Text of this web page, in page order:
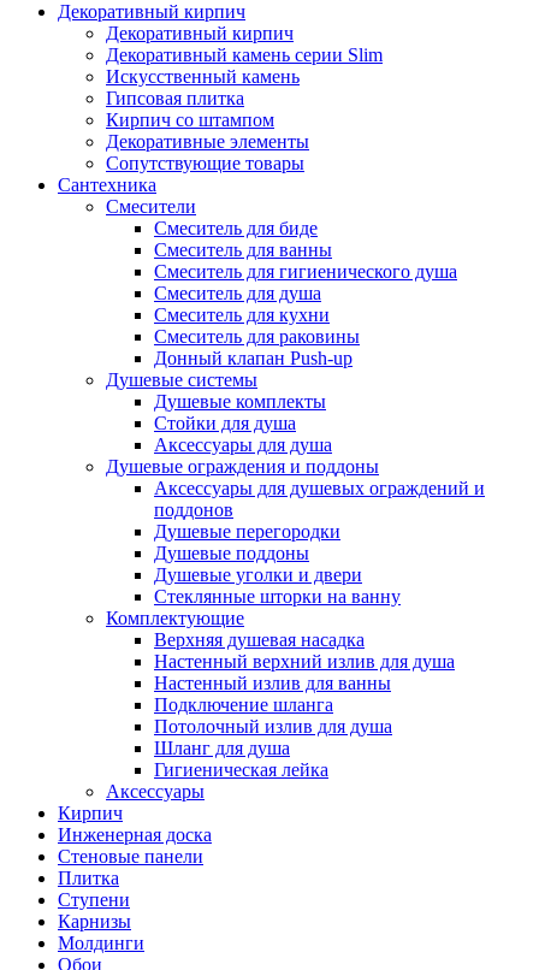
Декоративный кирпич
Декоративный кирпич
Декоративный камень серии Slim
Искусственный камень
Гипсовая плитка
Кирпич со штампом
Декоративные элементы
Сопутствующие товары
Сантехника
Смесители
Смеситель для биде
Смеситель для ванны
Смеситель для гигиенического душа
Смеситель для душа
Смеситель для кухни
Смеситель для раковины
Донный клапан Push-up
Душевые системы
Душевые комплекты
Стойки для душа
Аксессуары для душа
Душевые ограждения и поддоны
Аксессуары для душевых ограждений и
поддонов
Душевые перегородки
Душевые поддоны
Душевые уголки и двери
Стеклянные шторки на ванну
Комплектующие
Верхняя душевая насадка
Настенный верхний излив для душа
Настенный излив для ванны
Подключение шланга
Потолочный излив для душа
Шланг для душа
Гигиеническая лейка
Аксессуары
Кирпич
Инженерная доска
Стеновые панели
Плитка
Ступени
Карнизы
Молдинги
Обои